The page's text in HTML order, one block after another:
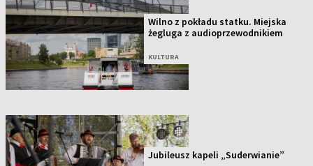
Wilno z pokładu statku. Miejska
żegluga z audioprzewodnikiem
KULTURA
Jubileusz kapeli „Suderwianie”